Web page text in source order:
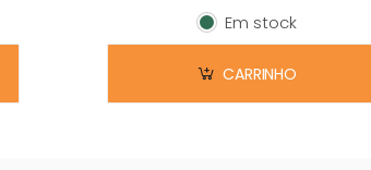
Em stock
Em stock
CARRINHO